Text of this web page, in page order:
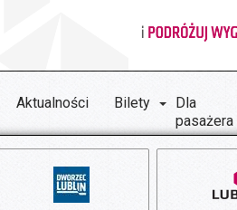
Aktualności Bilety
Dla
pasażera